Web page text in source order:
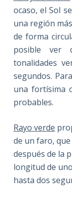
ocaso, el Sol
una región
de forma
posible ver
tonalidades
segundos.
una fortísima
probables.
Rayo verde
de un faro,
después de la
longitud de
hasta dos